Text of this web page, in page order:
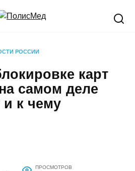
РОССИИ
карт
самом деле
и к чему
ПРОСМОТРОВ